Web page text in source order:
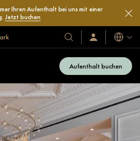
Ihren Aufenthalt bei uns mit einer
Jetzt buchen
Unsere
Hotels
und
Resorts
Anmelden/Jetzt
beitreten
Sprachen
Aufenthalt buchen